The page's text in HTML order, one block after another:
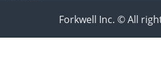
Forkwell Inc. © All